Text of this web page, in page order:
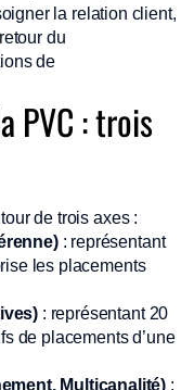
la relation client,
du
de
PVC : trois
de trois axes :
: représentant
les placements
: représentant 20
de placements d’une
Multicanalité) :